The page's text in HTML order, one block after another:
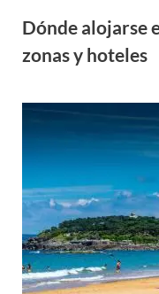
Dónde alojarse
zonas y hoteles